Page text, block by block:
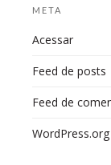
META
Acessar
Feed de posts
Feed de
WordPress.org